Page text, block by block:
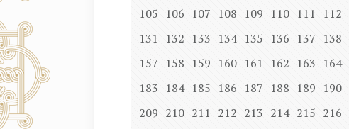
105 106 107 108 109 110 111 112
131
132 133 134 135 136 137 138
157 158 159 160 161 162 163 164
183 184 185 186 187 188 189 190
209 210 211 212 213 214 215 216